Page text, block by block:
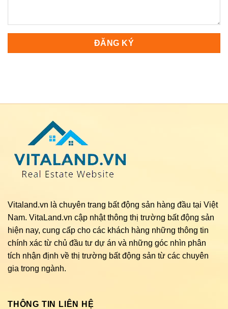
Vitaland.vn là chuyên trang bất động sản hàng đầu tại Việt
Nam. VitaLand.vn cập nhật thông thị trường bất động sản
hiện nay, cung cấp cho các khách hàng những thông tin
chính xác từ chủ đầu tư dự án và những góc nhìn phân
tích nhận định về thị trường bất động sản từ các chuyên
gia trong ngành.
THÔNG TIN LIÊN HỆ